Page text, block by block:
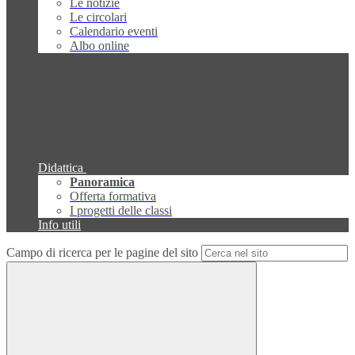
Le notizie
Le circolari
Calendario eventi
Albo online
Didattica
Panoramica
Offerta formativa
I progetti delle classi
Info utili
Campo di ricerca per le pagine del sito